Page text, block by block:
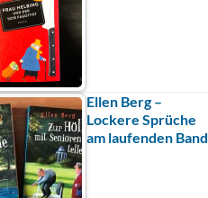
Ellen Berg –
Lockere Sprüche
am laufenden Band